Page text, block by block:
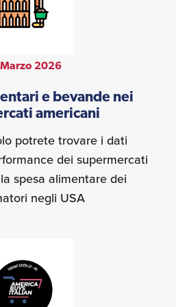
2026
e bevande nei
americani
potrete trovare i dati
dei supermercati
spesa alimentare dei
negli USA